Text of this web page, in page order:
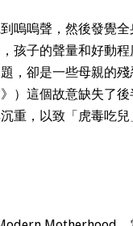
嗚嗚聲，然後發覺
孩子的聲量和好動
，卻是一些母親的
）這個故意缺失了
重，以致「虎毒吃